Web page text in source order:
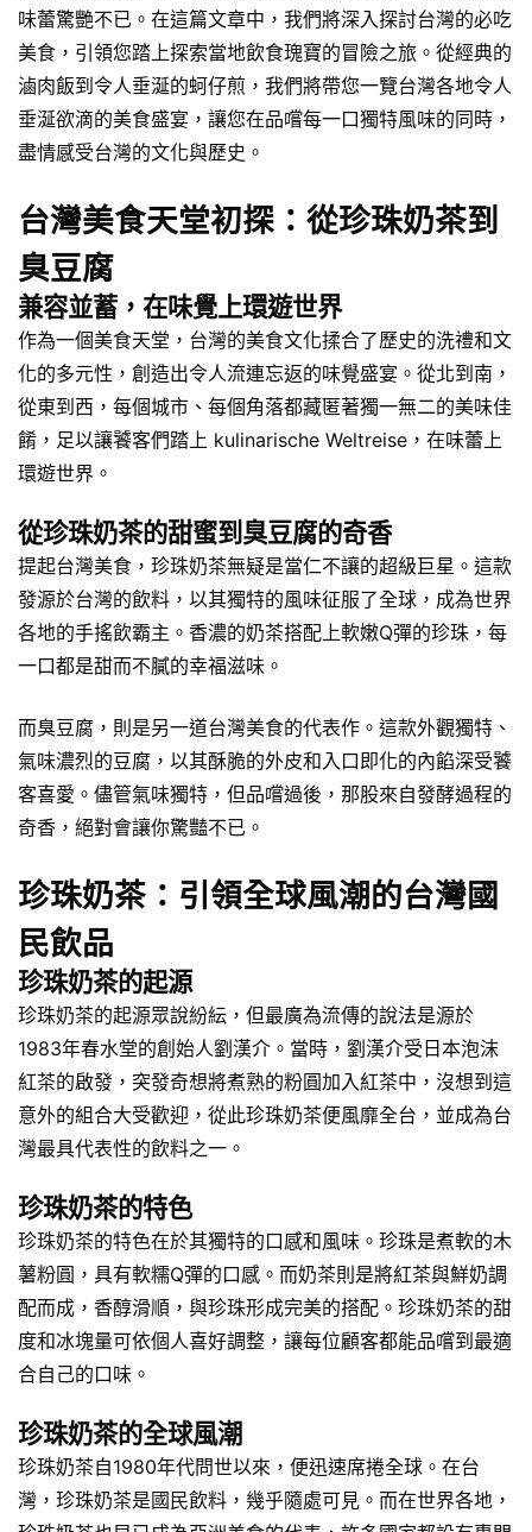
味蕾驚艷不已。在這篇文章中，我們將深入探討台灣的必吃
美食，引領您踏上探索當地飲食瑰寶的冒險之旅。從經典的
滷肉飯到令人垂涎的蚵仔煎，我們將帶您一覽台灣各地令人
垂涎欲滴的美食盛宴，讓您在品嚐每一口獨特風味的同時，
盡情感受台灣的文化與歷史。
台灣美食天堂初探：從珍珠奶茶到
臭豆腐
兼容並蓄，在味覺上環遊世界
作為一個美食天堂，台灣的美食文化揉合了歷史的洗禮和文
化的多元性，創造出令人流連忘返的味覺盛宴。從北到南，
從東到西，每個城市、每個角落都藏匿著獨一無二的美味佳
餚，足以讓饕客們踏上 kulinarische Weltreise，在味蕾上
環遊世界。
從珍珠奶茶的甜蜜到臭豆腐的奇香
提起台灣美食，珍珠奶茶無疑是當仁不讓的超級巨星。這款
發源於台灣的飲料，以其獨特的風味征服了全球，成為世界
各地的手搖飲霸主。香濃的奶茶搭配上軟嫩Q彈的珍珠，每
一口都是甜而不膩的幸福滋味。
而臭豆腐，則是另一道台灣美食的代表作。這款外觀獨特、
氣味濃烈的豆腐，以其酥脆的外皮和入口即化的內餡深受饕
客喜愛。儘管氣味獨特，但品嚐過後，那股來自發酵過程的
奇香，絕對會讓你驚豔不已。
珍珠奶茶：引領全球風潮的台灣國
民飲品
珍珠奶茶的起源
珍珠奶茶的起源眾說紛紜，但最廣為流傳的說法是源於
1983年春水堂的創始人劉漢介。當時，劉漢介受日本泡沫
紅茶的啟發，突發奇想將煮熟的粉圓加入紅茶中，沒想到這
意外的組合大受歡迎，從此珍珠奶茶便風靡全台，並成為台
灣最具代表性的飲料之一。
珍珠奶茶的特色
珍珠奶茶的特色在於其獨特的口感和風味。珍珠是煮軟的木
薯粉圓，具有軟糯Q彈的口感。而奶茶則是將紅茶與鮮奶調
配而成，香醇滑順，與珍珠形成完美的搭配。珍珠奶茶的甜
度和冰塊量可依個人喜好調整，讓每位顧客都能品嚐到最適
合自己的口味。
珍珠奶茶的全球風潮
珍珠奶茶自1980年代問世以來，便迅速席捲全球。在台
灣，珍珠奶茶是國民飲料，幾乎隨處可見。而在世界各地，